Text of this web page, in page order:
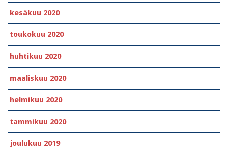
kesäkuu 2020
toukokuu 2020
huhtikuu 2020
maaliskuu 2020
helmikuu 2020
tammikuu 2020
joulukuu 2019